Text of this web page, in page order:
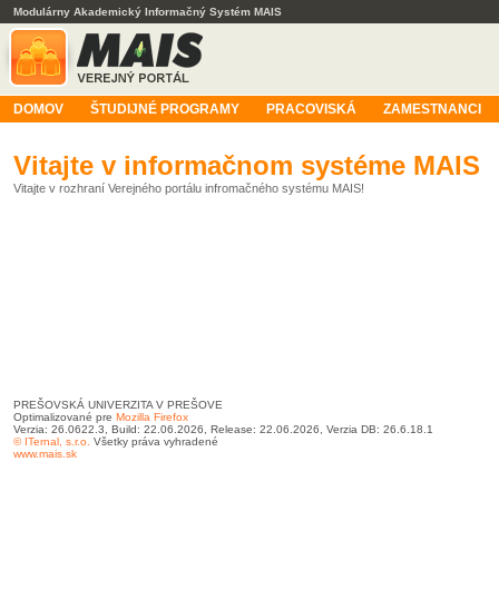
Modulárny Akademický Informačný Systém MAIS
DOMOV ŠTUDIJNÉ PROGRAMY PRACOVISKÁ ZAMESTNANCI
Vitajte v informačnom systéme MAIS
Vitajte v rozhraní Verejného portálu infromačného systému MAIS!
PREŠOVSKÁ UNIVERZITA V PREŠOVE
Optimalizované pre Mozilla Firefox
Verzia: 26.0622.3, Build: 22.06.2026, Release: 22.06.2026, Verzia DB: 26.6.18.1
© ITernal, s.r.o. Všetky práva vyhradené
www.mais.sk